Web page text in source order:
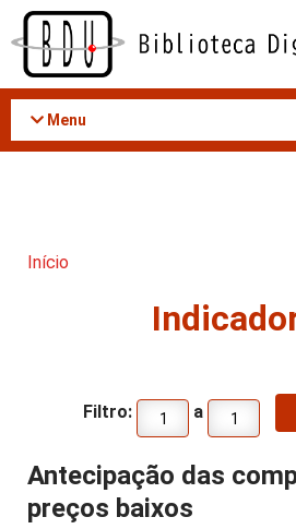
Acessar
conteúdo
Menu
Início
Filtro: a
Antecipação das
preços baixos